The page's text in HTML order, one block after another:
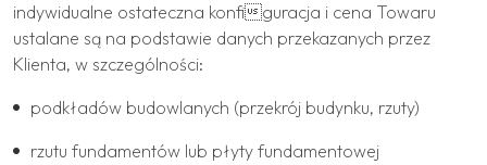
indywidualne ostateczna konfiguracja i cena Towaru
ustalane są na podstawie danych przekazanych przez
Klienta, w szczególności:
podkładów budowlanych (przekrój budynku, rzuty)
rzutu fundamentów lub płyty fundamentowej